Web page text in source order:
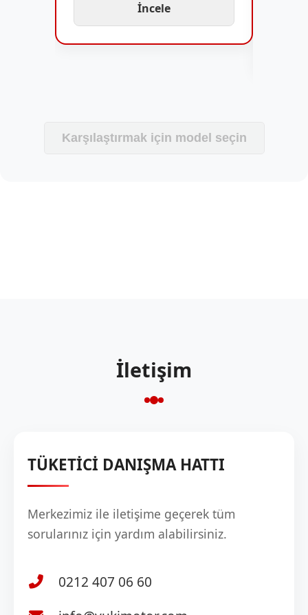
İncele
Karşılaştırmak için model seçin
İletişim
TÜKETİCİ DANIŞMA HATTI
Merkezimiz ile iletişime geçerek tüm
sorularınız için yardım alabilirsiniz.
0212 407 06 60